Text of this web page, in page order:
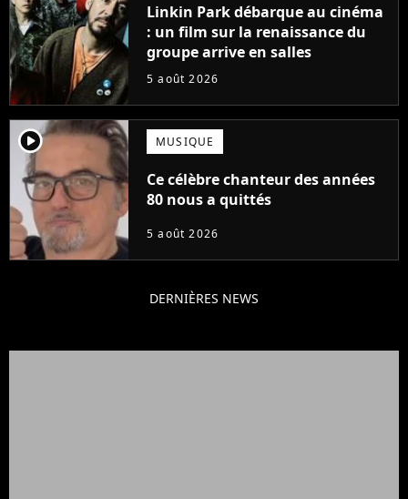
Linkin Park débarque au cinéma
: un film sur la renaissance du
groupe arrive en salles
5 août 2026
player2 MUSIQUE
Ce célèbre chanteur des années
80 nous a quittés
5 août 2026
DERNIÈRES NEWS